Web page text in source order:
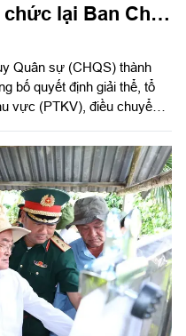
lại Ban Chỉ
Quân sự (CHQS) thành
bố quyết định giải thể, tổ
vực (PTKV), điều chuyển,
vụ Đảng ủy, Phó Tư
Dự Hội nghị có đồng chí
phố Đồng Nai; thủ
đạo Bộ CHQS thành phố